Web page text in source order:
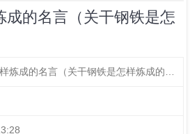
成的名言（关干钢铁是怎
成的名言（关干钢铁是怎样炼成的名言）